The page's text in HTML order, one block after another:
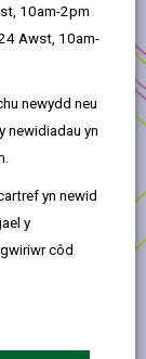
10am-2pm
Awst, 10am-
newydd neu
newidiadau yn
yn newid
y
côd